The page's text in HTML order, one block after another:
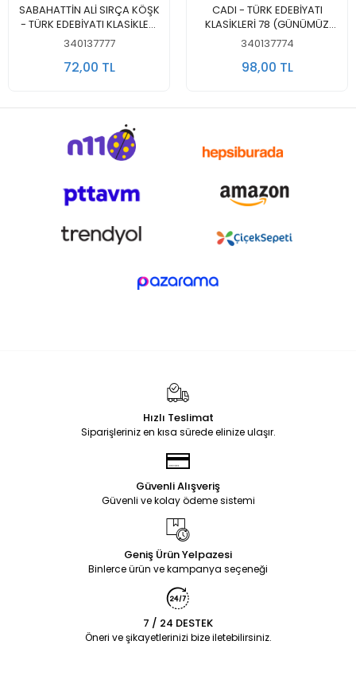
Sepete Ekle
SABAHATTİN ALİ SIRÇA KÖŞK
- TÜRK EDEBİYATI KLASİKLERİ
35
340137777
72,00 TL
Sepete Ekle
CADI - TÜRK EDEBİYATI
KLASİKLERİ 78 (GÜNÜMÜZ
TÜRKÇESİYLE)
340137774
98,00 TL
Hızlı Teslimat
Siparişleriniz en kısa sürede elinize ulaşır.
Güvenli Alışveriş
Güvenli ve kolay ödeme sistemi
Geniş Ürün Yelpazesi
Binlerce ürün ve kampanya seçeneği
7 / 24 DESTEK
Öneri ve şikayetlerinizi bize iletebilirsiniz.